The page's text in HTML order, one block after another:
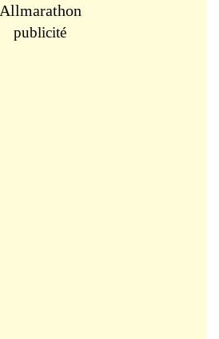
Allmarathon
publicité